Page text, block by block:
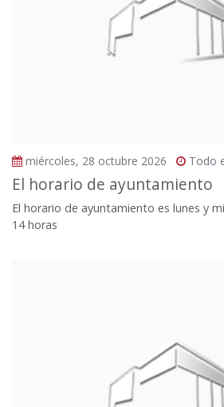
miércoles, 28 octubre 2026 Todo
El horario de ayuntamiento
El horario de ayuntamiento es lunes y
14 horas